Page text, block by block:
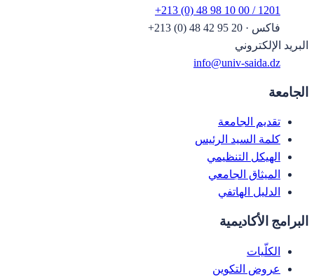
+213 (0) 48 98 10 00 / 1201
فاكس ·
+213 (0) 48 42 95 20
البريد الإلكتروني
info@univ-saida.dz
الجامعة
تقديم الجامعة
كلمة السيد الرئيس
الهيكل التنظيمي
الميثاق الجامعي
الدليل الهاتفي
البرامج الأكاديمية
الكلّيات
عروض التكوين